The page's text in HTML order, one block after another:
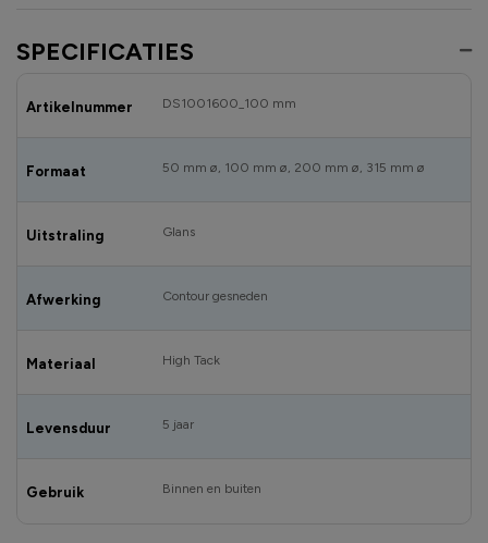
SPECIFICATIES
Artikelnummer DS1001600_100 mm
Formaat 50 mm ø, 100 mm ø, 200 mm ø, 315 mm ø
Uitstraling Glans
Afwerking Contour gesneden
Materiaal High Tack
Levensduur 5 jaar
Gebruik Binnen en buiten